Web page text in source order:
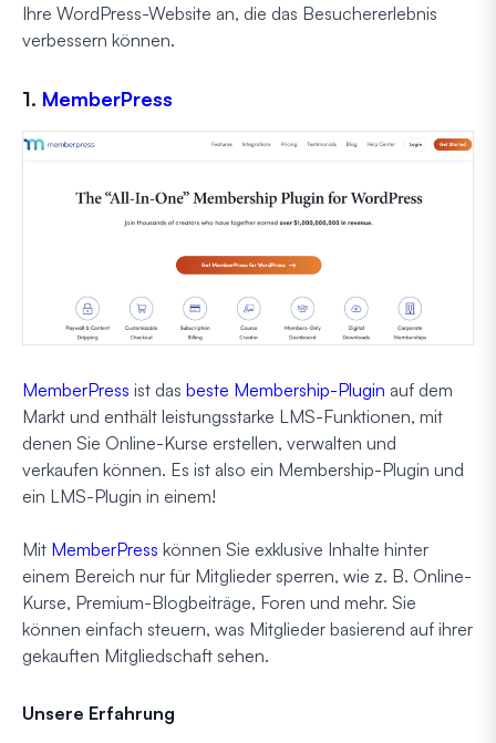
Ihre WordPress-Website an, die das Besuchererlebnis
verbessern können.
1. MemberPress
MemberPress ist das beste Membership-Plugin auf dem
Markt und enthält leistungsstarke LMS-Funktionen, mit
denen Sie Online-Kurse erstellen, verwalten und
verkaufen können. Es ist also ein Membership-Plugin und
ein LMS-Plugin in einem!
Mit MemberPress können Sie exklusive Inhalte hinter
einem Bereich nur für Mitglieder sperren, wie z. B. Online-
Kurse, Premium-Blogbeiträge, Foren und mehr. Sie
können einfach steuern, was Mitglieder basierend auf ihrer
gekauften Mitgliedschaft sehen.
Unsere Erfahrung